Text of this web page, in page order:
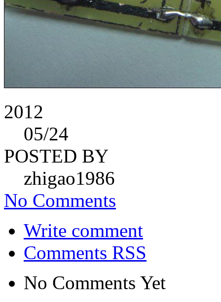
2012
05/24
POSTED BY
zhigao1986
No Comments
Write comment
Comments RSS
No Comments Yet